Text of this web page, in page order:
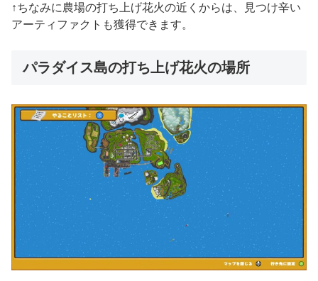
↑ちなみに農場の打ち上げ花火の近くからは、見つけ辛い
アーティファクトも獲得できます。
パラダイス島の打ち上げ花火の場所